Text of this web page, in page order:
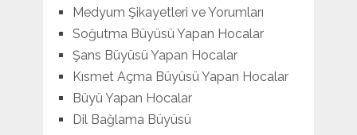
Medyum Şikayetleri ve Yorumları
Soğutma Büyüsü Yapan Hocalar
Şans Büyüsü Yapan Hocalar
Kısmet Açma Büyüsü Yapan Hocalar
Büyü Yapan Hocalar
Dil Bağlama Büyüsü